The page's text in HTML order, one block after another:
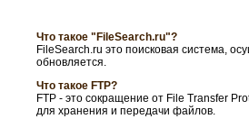
Что такое "FileSearch.ru"?
FileSearch.ru это поисковая система,
обновляется.
Что такое FTP?
FTP - это сокращение от File Transfer
для хранения и передачи файлов.